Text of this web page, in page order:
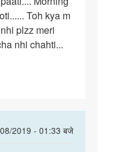
Toh kya m
plzz meri
nhi chahti...
2019 - 01:33 बजे